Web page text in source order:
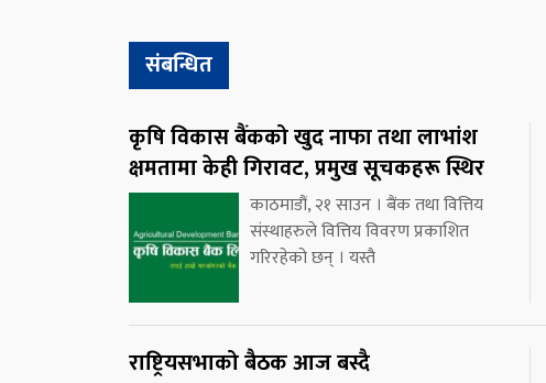
संबन्धित
कृषि विकास बैंकको खुद नाफा तथा लाभांश
क्षमतामा केही गिरावट, प्रमुख सूचकहरू स्थिर
काठमाडौं, २१ साउन । बैंक तथा वित्तिय
संस्थाहरुले वित्तिय विवरण प्रकाशित
गरिरहेको छन् । यस्तै
राष्ट्रियसभाको बैठक आज बस्दै